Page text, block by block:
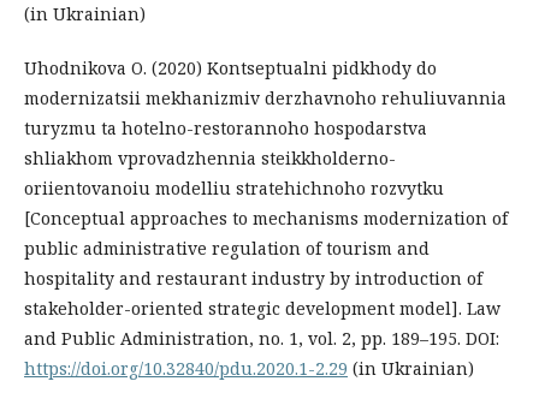
(in Ukrainian)
Uhodnikova O. (2020) Kontseptualni pidkhody do
modernizatsii mekhanizmiv derzhavnoho rehuliuvannia
turyzmu ta hotelno-restorannoho hospodarstva
shliakhom vprovadzhennia steikkholderno-
oriientovanoiu modelliu stratehichnoho rozvytku
[Conceptual approaches to mechanisms modernization of
public administrative regulation of tourism and
hospitality and restaurant industry by introduction of
stakeholder-oriented strategic development model]. Law
and Public Administration, no. 1, vol. 2, pр. 189–195. DOI:
https://doi.org/10.32840/pdu.2020.1-2.29 (in Ukrainian)